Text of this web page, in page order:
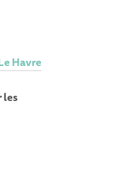
Havre
les